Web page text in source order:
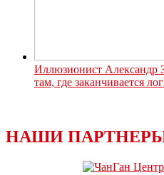
Иллюзионист Александр
там, где заканчивается
НАШИ